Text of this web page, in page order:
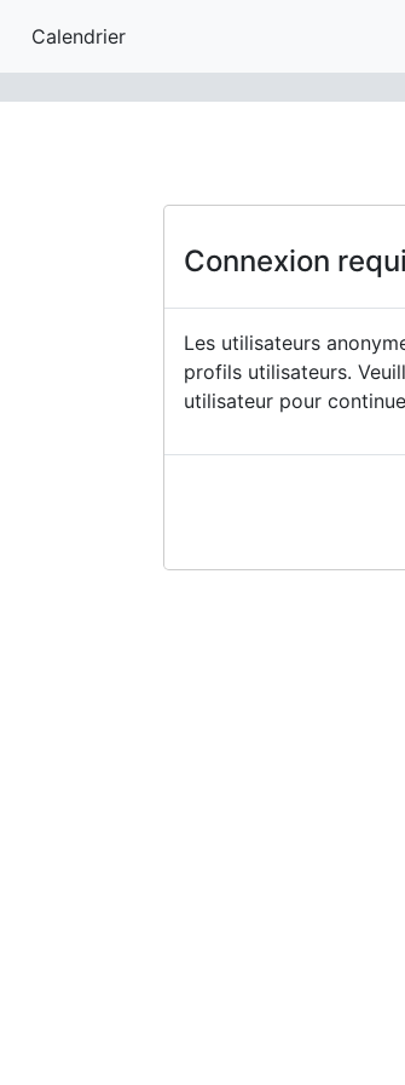
Calendrier
Connexion
Les utilisateurs
profils utilisateurs.
utilisateur pour